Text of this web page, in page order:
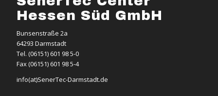
Hessen Süd GmbH
Bunsenstraße 2a
64293 Darmstadt
Tel. (06151) 601 98 5-0
Fax (06151) 601 98 5-4
info(at)SenerTec-Darmstadt.de